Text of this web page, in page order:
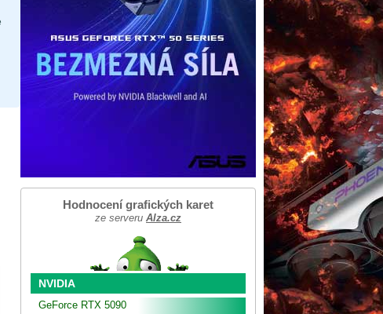
Hodnocení grafických karet
ze serveru Alza.cz
NVIDIA
GeForce RTX 5090